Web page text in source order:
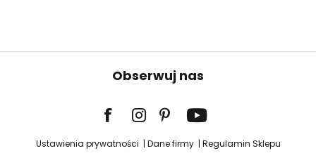
Obserwuj nas
Ustawienia prywatności Dane firmy Regulamin Sklepu